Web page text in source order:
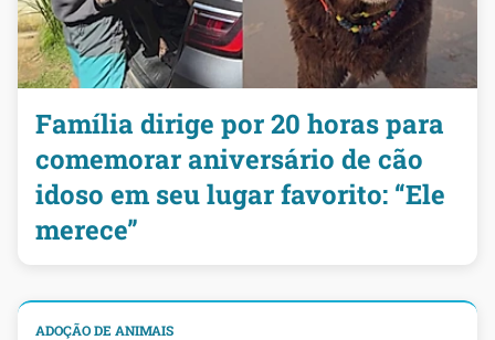
Família dirige por 20 horas para
comemorar aniversário de cão
idoso em seu lugar favorito: “Ele
merece”
ADOÇÃO DE ANIMAIS